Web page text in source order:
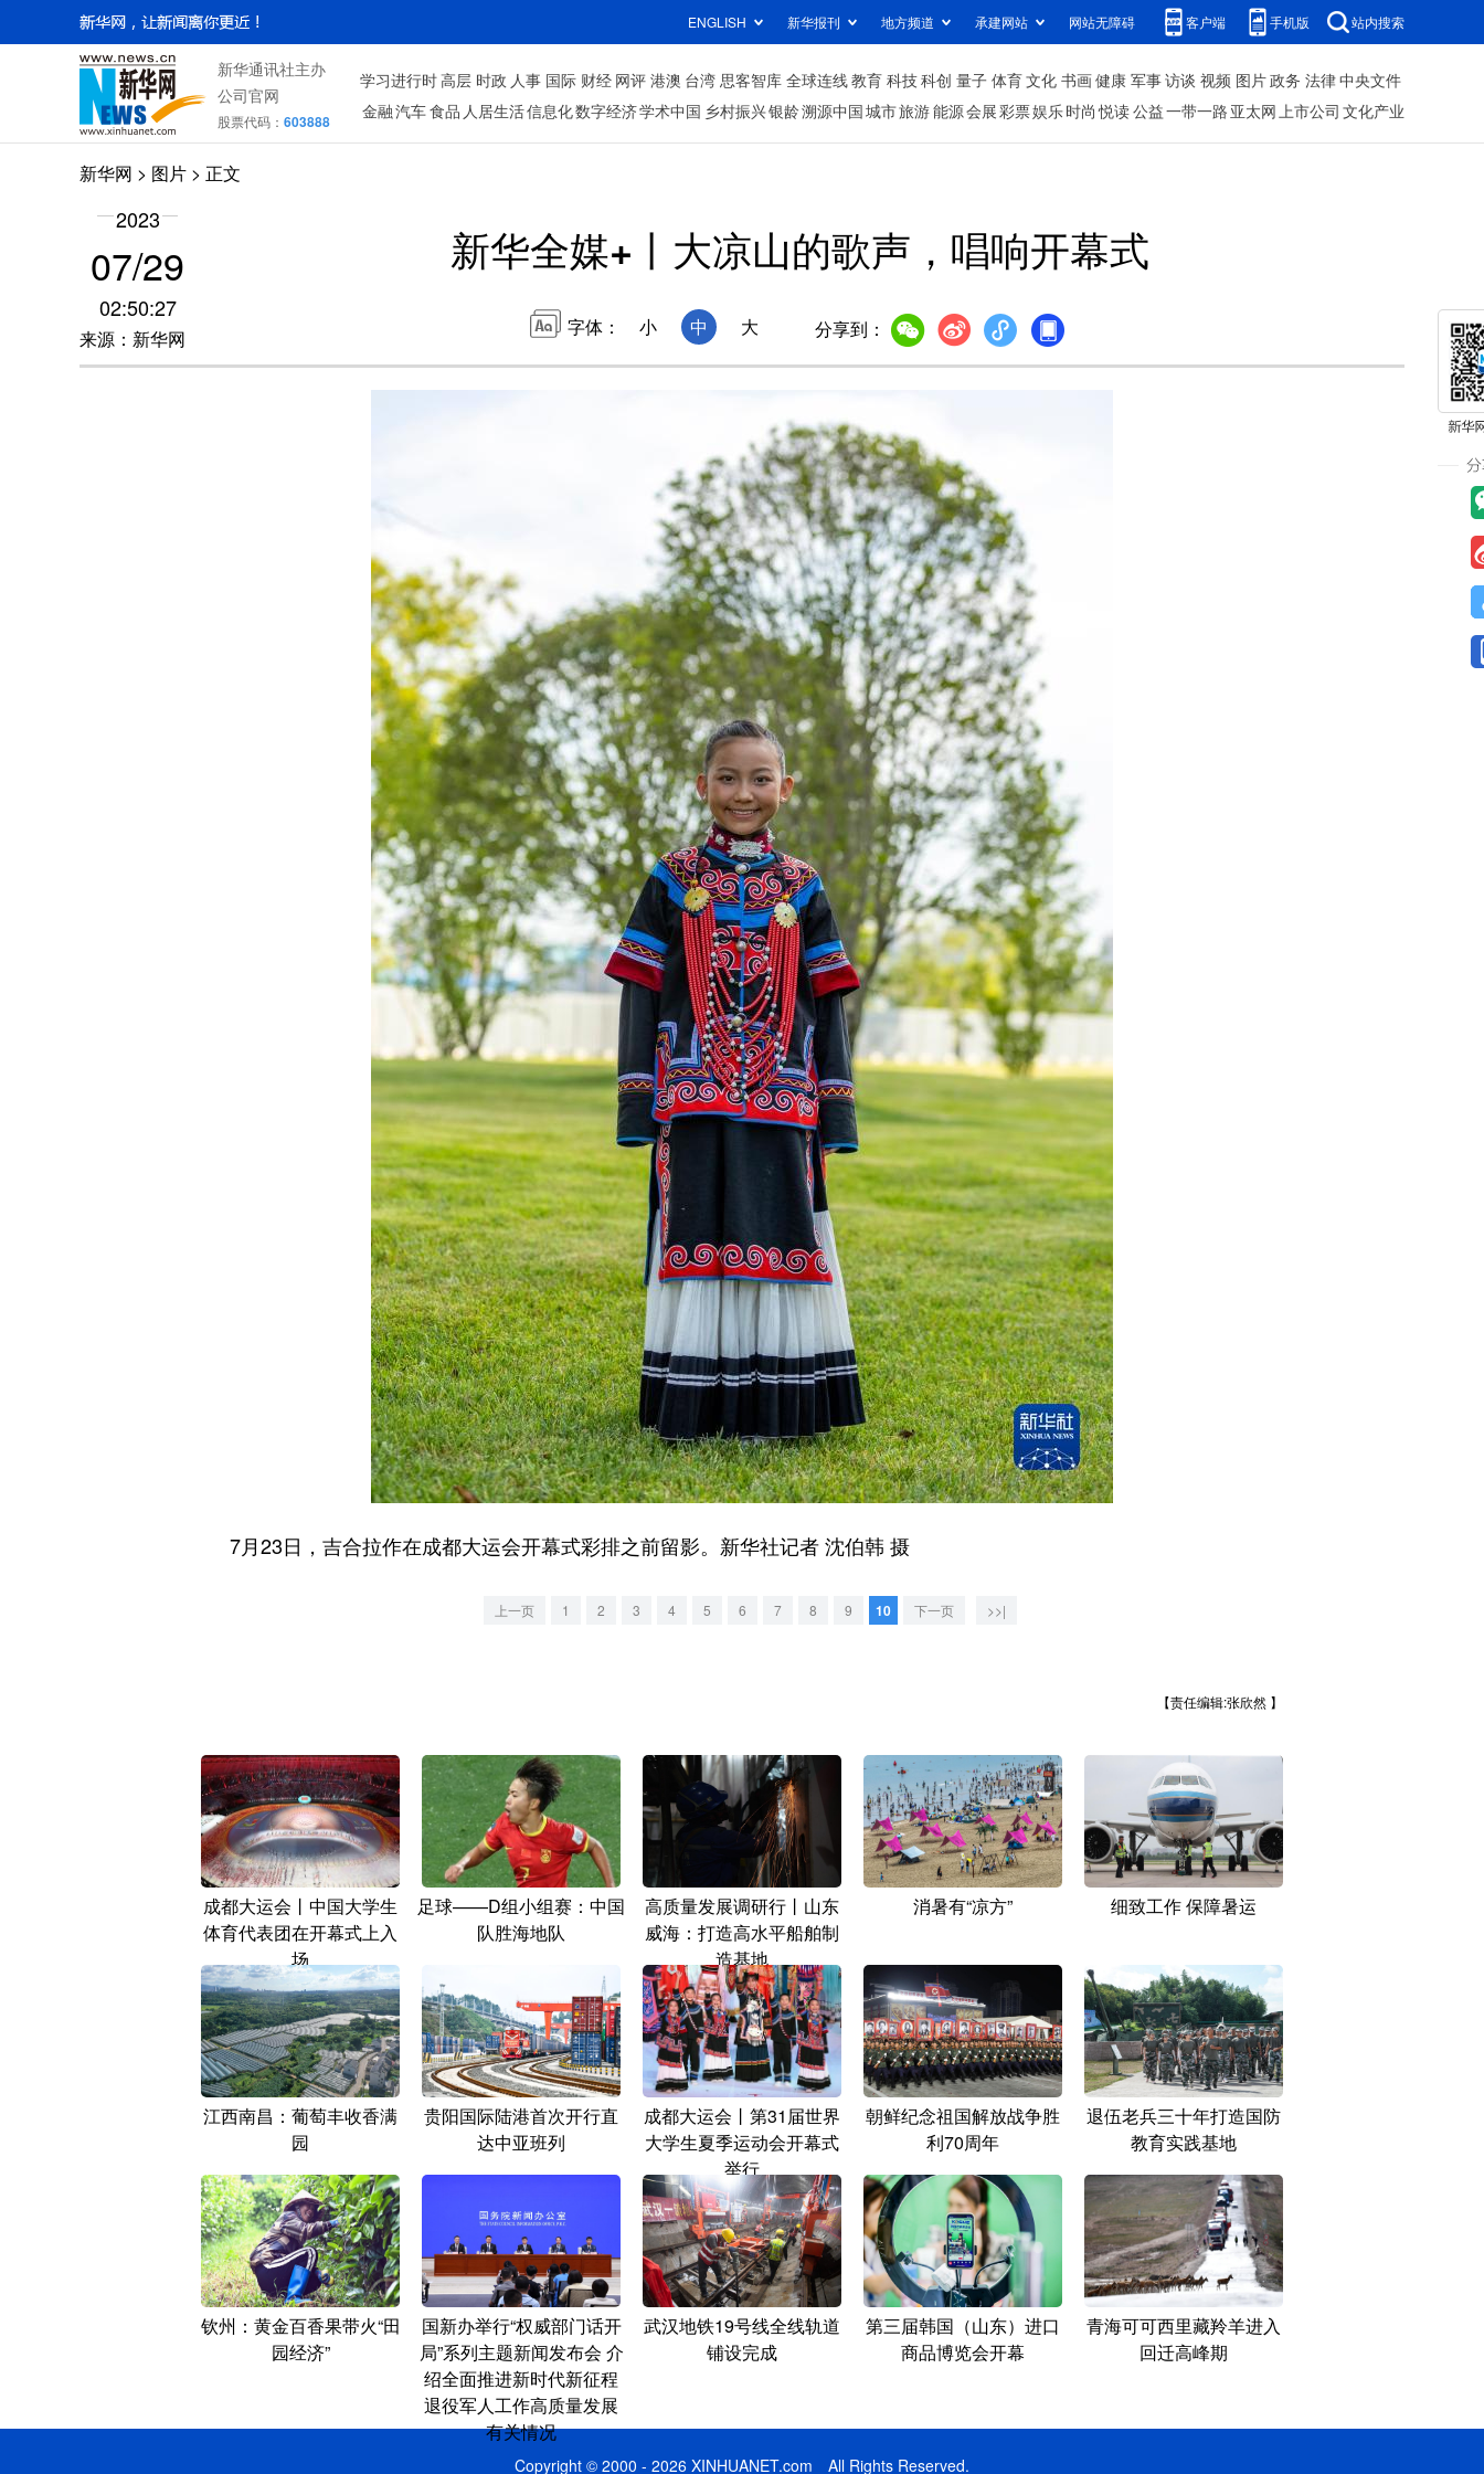
ENGLISH 新华报刊 地方频道 承建网站 网站无障碍 客户端 手机版 站内搜索
新华通讯社主办
公司官网
股票代码： 603888
学习进行时高层 时政 人事 国际 财经 网评 港澳 台湾 思客智库 全球连线教育 科技科创 量子 体育文化 书画健康 军事访谈 视频 图片政务 法律中央文件
金融汽车食品 人居生活信息化数字经济学术中国 乡村振兴银龄溯源中国城市旅游能源会展彩票娱乐时尚 悦读公益一带一路 亚太网上市公司 文化产业
新华网 > 图片 > 正文
2023
07/29
02:50:27
来源：新华网
新华全媒+丨大凉山的歌声，唱响开幕式
字体： 小 中 大 分享到：
7月23日，吉合拉作在成都大运会开幕式彩排之前留影。新华社记者 沈伯韩 摄
上一页 1 2 3 4 5 6 7 8 9 10 下一页 >>|
【责任编辑:张欣然 】
成都大运会丨中国大学生
体育代表团在开幕式上入
场
足球——D组小组赛：中国
队胜海地队
高质量发展调研行丨山东
威海：打造高水平船舶制
造基地
消暑有“凉方” 细致工作 保障暑运
江西南昌：葡萄丰收香满
园
贵阳国际陆港首次开行直
达中亚班列
成都大运会丨第31届世界
大学生夏季运动会开幕式
举行
朝鲜纪念祖国解放战争胜
利70周年
退伍老兵三十年打造国防
教育实践基地
钦州：黄金百香果带火“田
园经济”
国新办举行“权威部门话开
局”系列主题新闻发布会 介
绍全面推进新时代新征程
退役军人工作高质量发展
有关情况
武汉地铁19号线全线轨道
铺设完成
第三届韩国（山东）进口
商品博览会开幕
青海可可西里藏羚羊进入
回迁高峰期
Copyright © 2000 - 2026 XINHUANET.com All Rights Reserved.